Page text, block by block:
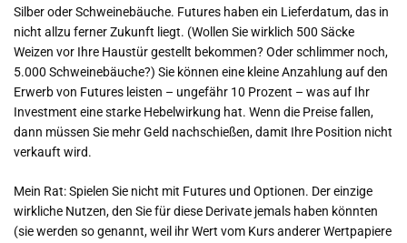
Silber oder Schweinebäuche. Futures haben ein Lieferdatum, das in
nicht allzu ferner Zukunft liegt. (Wollen Sie wirklich 500 Säcke
Weizen vor Ihre Haustür gestellt bekommen? Oder schlimmer noch,
5.000 Schweinebäuche?) Sie können eine kleine Anzahlung auf den
Erwerb von Futures leisten – ungefähr 10 Prozent – was auf Ihr
Investment eine starke Hebelwirkung hat. Wenn die Preise fallen,
dann müssen Sie mehr Geld nachschießen, damit Ihre Position nicht
verkauft wird.
Mein Rat: Spielen Sie nicht mit Futures und Optionen. Der einzige
wirkliche Nutzen, den Sie für diese Derivate jemals haben könnten
(sie werden so genannt, weil ihr Wert vom Kurs anderer Wertpapiere